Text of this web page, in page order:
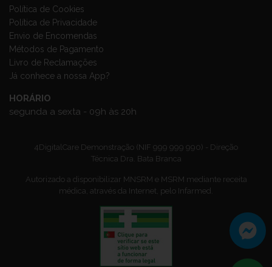
Política de Cookies
Política de Privacidade
Envio de Encomendas
Métodos de Pagamento
Livro de Reclamações
Já conhece a nossa App?
HORÁRIO
segunda a sexta - 09h às 20h
4DigitalCare Demonstração (NIF 999 999 990) - Direção
Técnica Dra. Bata Branca
Autorizado a disponibilizar MNSRM e MSRM mediante receita
médica, através da Internet, pelo Infarmed.